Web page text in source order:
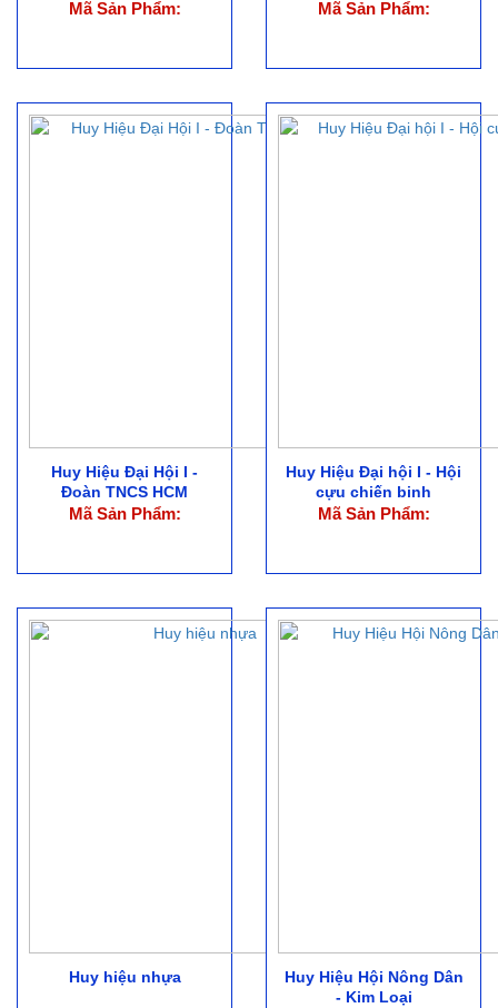
Mã Sản Phẩm: Mã Sản Phẩm:
Huy Hiệu Đại Hội I -
Đoàn TNCS HCM
Mã Sản Phẩm:
Huy Hiệu Đại hội I - Hội
cựu chiến binh
Mã Sản Phẩm:
Huy hiệu nhựa
Huy Hiệu Hội Nông Dân
- Kim Loại